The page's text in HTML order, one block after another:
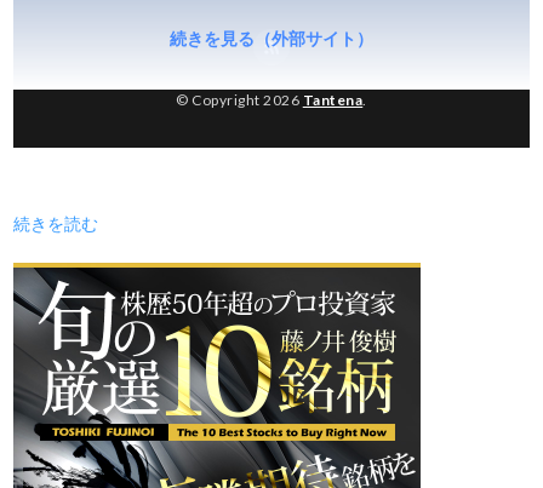
続きを読む
続きを見る（外部サイト）